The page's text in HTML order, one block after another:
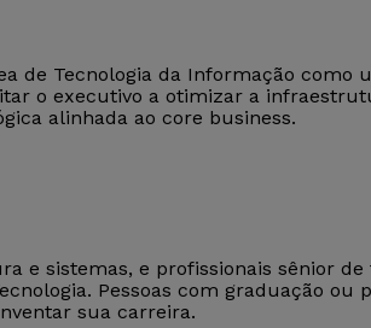
de Tecnologia da Informação como
o executivo a otimizar a
alinhada ao core business.
e sistemas, e profissionais sênior de
Pessoas com graduação ou
sua carreira.